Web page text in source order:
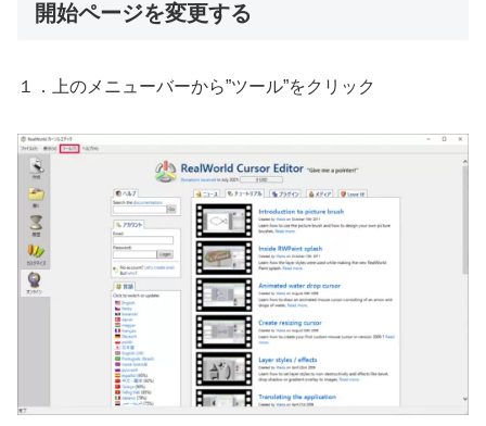
開始ページを変更する
１．上のメニューバーから”ツール”をクリック